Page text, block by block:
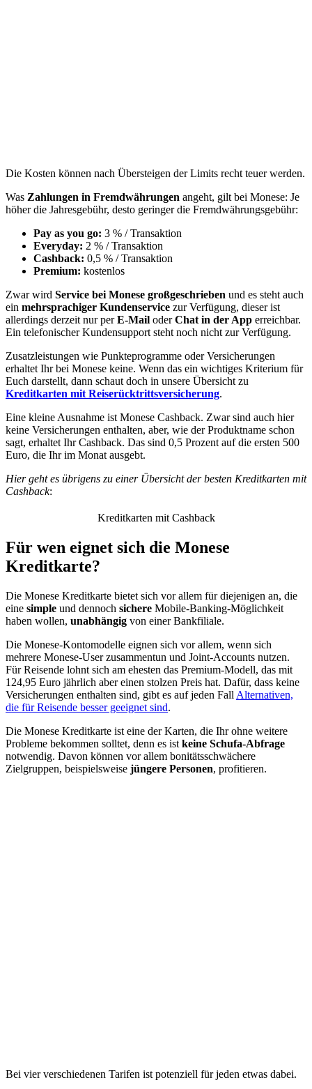
Die Kosten können nach Übersteigen der Limits recht teuer werden.
Was Zahlungen in Fremdwährungen angeht, gilt bei Monese: Je
höher die Jahresgebühr, desto geringer die Fremdwährungsgebühr:
Pay as you go: 3 % / Transaktion
Everyday: 2 % / Transaktion
Cashback: 0,5 % / Transaktion
Premium: kostenlos
Zwar wird Service bei Monese großgeschrieben und es steht auch
ein mehrsprachiger Kundenservice zur Verfügung, dieser ist
allerdings derzeit nur perE-Mail oderChat in der App erreichbar.
Ein telefonischer Kundensupport steht noch nicht zur Verfügung.
Zusatzleistungen wie Punkteprogramme oder Versicherungen
erhaltet Ihr bei Monese keine. Wenn das ein wichtiges Kriterium für
Euch darstellt, dann schaut doch in unsere Übersicht zu
Kreditkarten mit Reiserücktrittsversicherung.
Eine kleine Ausnahme ist Monese Cashback. Zwar sind auch hier
keine Versicherungen enthalten, aber, wie der Produktname schon
sagt, erhaltet Ihr Cashback. Das sind 0,5 Prozent auf die ersten 500
Euro, die Ihr im Monat ausgebt.
Hier geht es übrigens zu einer Übersicht der besten Kreditkarten mit
Cashback:
Kreditkarten mit Cashback
Für wen eignet sich die Monese
Kreditkarte?
Die Monese Kreditkarte bietet sich vor allem für diejenigen an, die
eine simple und dennoch sichere Mobile-Banking-Möglichkeit
haben wollen, unabhängig von einer Bankfiliale.
Die Monese-Kontomodelle eignen sich vor allem, wenn sich
mehrere Monese-User zusammentun und Joint-Accounts nutzen.
Für Reisende lohnt sich am ehesten das Premium-Modell, das mit
124,95 Euro jährlich aber einen stolzen Preis hat. Dafür, dass keine
Versicherungen enthalten sind, gibt es auf jeden Fall Alternativen,
die für Reisende besser geeignet sind.
Die Monese Kreditkarte ist eine der Karten, die Ihr ohne weitere
Probleme bekommen solltet, denn es ist keine Schufa-Abfrage
notwendig. Davon können vor allem bonitätsschwächere
Zielgruppen, beispielsweise jüngere Personen, profitieren.
Bei vier verschiedenen Tarifen ist potenziell für jeden etwas dabei.